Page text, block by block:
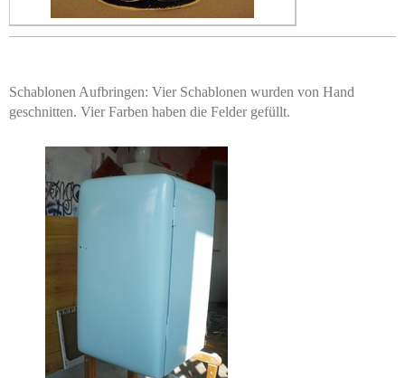
Schablonen Aufbringen: Vier Schablonen wurden von Hand
geschnitten. Vier Farben haben die Felder gefüllt.